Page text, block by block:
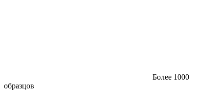
Более 1000
образцов